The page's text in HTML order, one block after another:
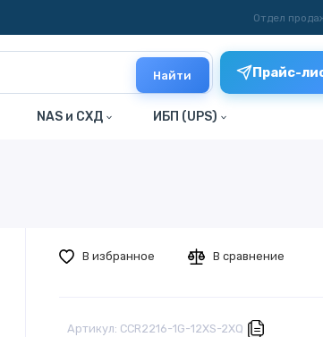
Отдел
Найти Прайс-
NAS и СХД ИБП (UPS)
Артикул: CCR2216-1G-12XS-2XQ
В избранное В сравнение